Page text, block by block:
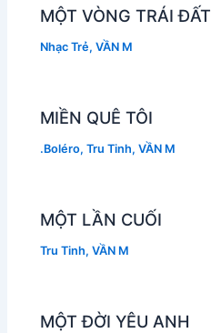
MỘT VÒNG TRÁI ĐẤT
Nhạc Trẻ,VẦN M
MIỀN QUÊ TÔI
.Boléro,Tru Tinh,VẦN M
MỘT LẦN CUỐI
Tru Tinh,VẦN M
MỘT ĐỜI YÊU ANH